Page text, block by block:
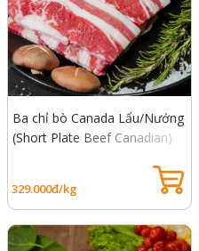
Ba chỉ bò Canada Lẩu/Nướng
(Short Plate Beef Canadian)
329.000đ/kg